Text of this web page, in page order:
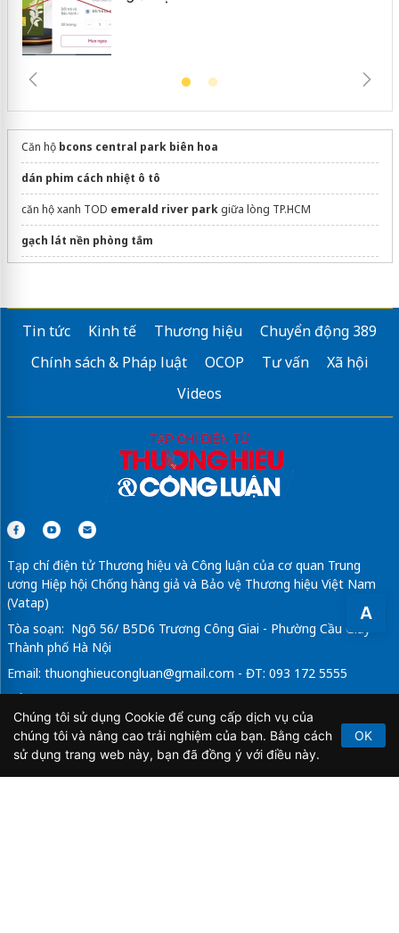
A
Căn hộ bcons central park biên hoa
dán phim cách nhiệt ô tô
căn hộ xanh TOD emerald river parkgiữa lòng TP.HCM
gạch lát nền phòng tắm
Công ty xây dựng Bình Dương
Sửa máy rửa bát bosch
Tin tức Kinh tế Thương hiệu
Chuyển động 389
Chính sách & Pháp luật
OCOP Tư vấn
Xã hội
Videos
Tạp chí điện tử Thương hiệu và Công luận của cơ quan Trung
ương Hiệp hội Chống hàng giả và Bảo vệ Thương hiệu Việt Nam
(Vatap)
Tòa soạn: Ngõ 56/ B5D6 Trương Công Giai - Phường Cầu Giấy -
Thành phố Hà Nội
Email: thuonghieucongluan@gmail.com - ĐT: 093 172 5555
Tổng Biên Tập: Vũ Đức Thuận
Giấy phép hoạt động báo chí điện tử số 64/GP-BTTTT do Bộ
Thông tin và Truyền thông cấp ngày 21/2/2020.
Chúng tôi sử dụng Cookie để cung cấp dịch vụ của
chúng tôi và nâng cao trải nghiệm của bạn. Bằng cách
sử dụng trang web này, bạn đã đồng ý với điều này.
OK